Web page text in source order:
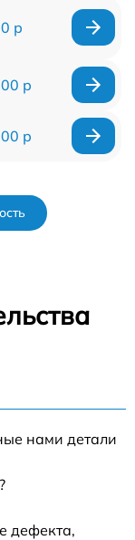
р
р
р
нами детали
дефекта,